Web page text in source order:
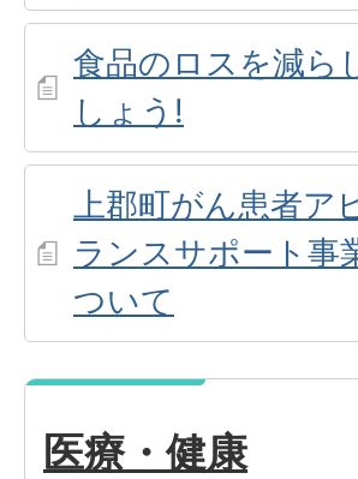
食品のロスを減ら
しょう!
上郡町がん患者ア
ランスサポート事
ついて
医療・健康